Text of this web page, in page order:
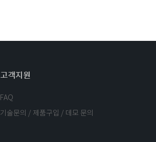
고객지원
FAQ
기술문의 / 제품구입 / 데모 문의